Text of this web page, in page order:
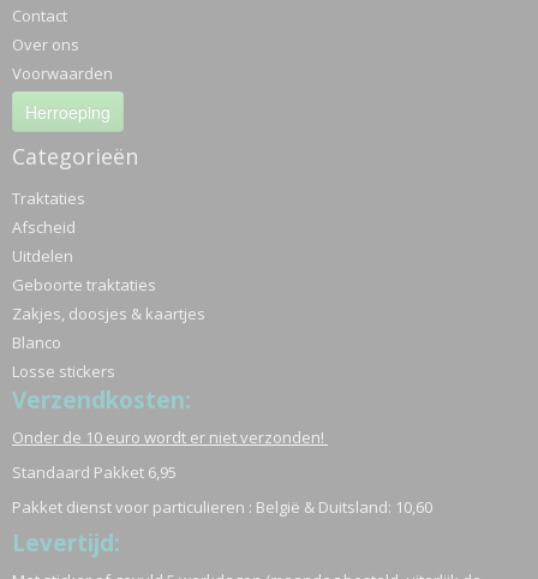
Contact
Over ons
Voorwaarden
Herroeping
Categorieën
Traktaties
Afscheid
Uitdelen
Geboorte traktaties
Zakjes, doosjes & kaartjes
Blanco
Losse stickers
Verzendkosten:
Onder de 10 euro wordt er niet verzonden!
Standaard Pakket 6,95
Pakket dienst voor particulieren : België & Duitsland: 10,60
Levertijd: